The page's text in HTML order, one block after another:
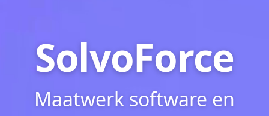
SolvoForce
Maatwerk software en